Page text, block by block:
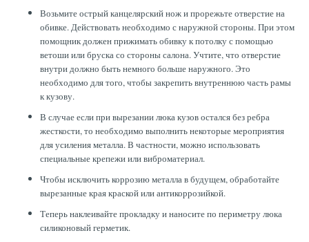
Возьмите острый канцелярский нож и прорежьте отверстие на
обивке. Действовать необходимо с наружной стороны. При этом
помощник должен прижимать обивку к потолку с помощью
ветоши или бруска со стороны салона. Учтите, что отверстие
внутри должно быть немного больше наружного. Это
необходимо для того, чтобы закрепить внутреннюю часть рамы
к кузову.
В случае если при вырезании люка кузов остался без ребра
жесткости, то необходимо выполнить некоторые мероприятия
для усиления металла. В частности, можно использовать
специальные крепежи или виброматериал.
Чтобы исключить коррозию металла в будущем, обработайте
вырезанные края краской или антикоррозийкой.
Теперь наклеивайте прокладку и наносите по периметру люка
силиконовый герметик.